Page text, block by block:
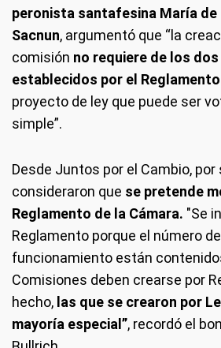
peronista santafesina María de
Sacnun, argumentó que “la
comisión no requiere de los
establecidos por el Reglamento
proyecto de ley que puede ser
simple”.
Desde Juntos por el Cambio, por
consideraron que se pretende
Reglamento de la Cámara. "Se
Reglamento porque el número
funcionamiento están
Comisiones deben crearse por
hecho, las que se crearon por
mayoría especial”, recordó el